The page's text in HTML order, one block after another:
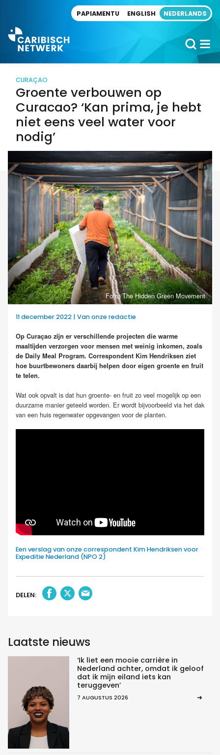
PAPIAMENTU ENGLISH NEDERLANDS
CURAÇAO
Groente verbouwen op
Curacao? ‘Kan prima, je hebt
niet eens veel water voor
nodig’
Foto: The Hidden Green Movement
11 december 2022 | Van onze redactie
Op Curaçao zijn er verschillende projecten die warme
maaltijden verzorgen voor mensen met weinig inkomen, zoals
de Daily Meal Program. Correspondent Kim Hendriksen ziet
hoe buurtbewoners daarbij helpen door eigen groente en fruit
te telen.
Wat ook opvalt is dat hun groente- en fruit zo veel mogelijk op een
duurzame manier geteeld worden. Er wordt bijvoorbeeld via het dak
van een huis regenwater opgevangen voor de planten.
Een verslag van onze correspondent Kim Hendriksen voor
Expeditie Nederland (NPO 2)
DELEN:
Laatste nieuws
‘Ik liet een mooie carrière in
Nederland achter, omdat ik geloof
dat ik mijn eiland iets kan
teruggeven’
7 AUGUSTUS 2026